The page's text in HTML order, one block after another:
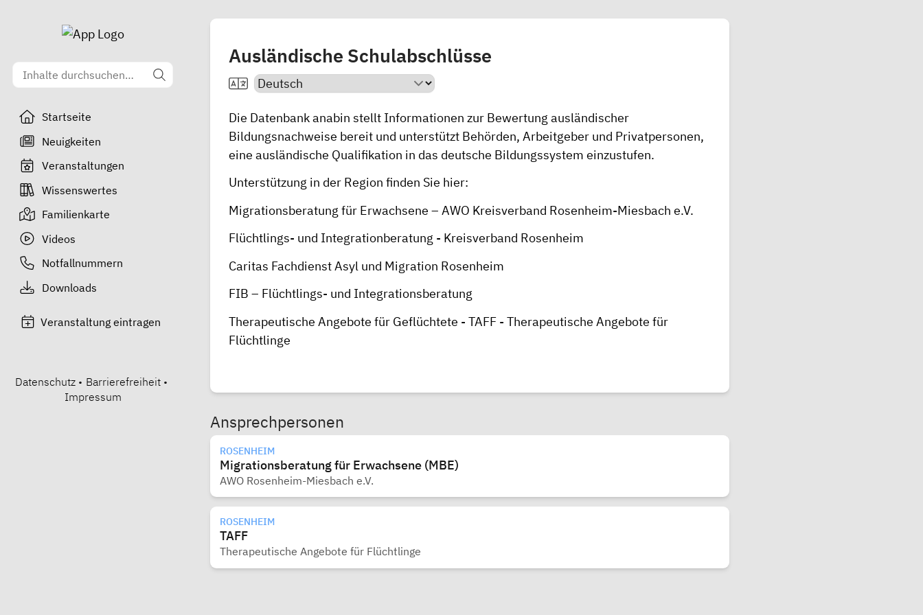
Startseite
Neuigkeiten
Veranstaltungen
Wissenswertes
Familienkarte
Videos
Notfallnummern
Downloads
Veranstaltung eintragen
Datenschutz • Barrierefreiheit •
Impressum
Ausländische Schulabschlüsse
Die Datenbankanabin stellt Informationen zur Bewertung ausländischer
Bildungsnachweise bereit und unterstützt Behörden, Arbeitgeber und Privatpersonen,
eine ausländische Qualifikation in das deutsche Bildungssystem einzustufen.
Unterstützung in der Region finden Sie hier:
Migrationsberatung für Erwachsene – AWO Kreisverband Rosenheim-Miesbach e.V.
Flüchtlings- und Integrationberatung - Kreisverband Rosenheim
Caritas Fachdienst Asyl und Migration Rosenheim
FIB – Flüchtlings- und Integrationsberatung
Therapeutische Angebote für Geflüchtete - TAFF - Therapeutische Angebote für
Flüchtlinge
Ansprechpersonen
ROSENHEIM
Migrationsberatung für Erwachsene (MBE)
AWO Rosenheim-Miesbach e.V.
ROSENHEIM
TAFF
Therapeutische Angebote für Flüchtlinge